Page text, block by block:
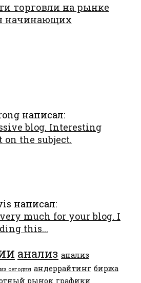
торговли на рынке
начинающих
написал:
blog. Interesting
the subject.
написал:
much for your blog. I
this...
анализ анализ
сегодня андеррайтинг биржа
рынок графики